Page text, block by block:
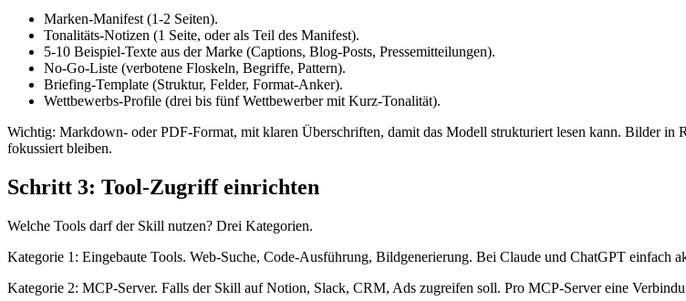
Marken-Manifest (1-2 Seiten).
Tonalitäts-Notizen (1 Seite, oder als Teil des Manifest).
5-10 Beispiel-Texte aus der Marke (Captions, Blog-Posts, Pressemitteilungen).
No-Go-Liste (verbotene Floskeln, Begriffe, Pattern).
Briefing-Template (Struktur, Felder, Format-Anker).
Wettbewerbs-Profile (drei bis fünf Wettbewerber mit Kurz-Tonalität).
Wichtig: Markdown- oder PDF-Format, mit klaren Überschriften, damit das Modell strukturiert lesen kann. Bilder in
fokussiert bleiben.
Schritt 3: Tool-Zugriff einrichten
Welche Tools darf der Skill nutzen? Drei Kategorien.
Kategorie 1: Eingebaute Tools. Web-Suche, Code-Ausführung, Bildgenerierung. Bei Claude und ChatGPT einfach
Kategorie 2: MCP-Server. Falls der Skill auf Notion, Slack, CRM, Ads zugreifen soll. Pro MCP-Server eine